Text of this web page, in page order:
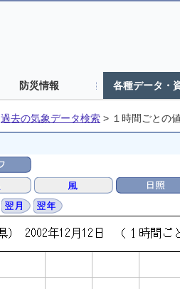
防災情報 各種データ・
過去の気象データ検索 > １時間ごとの